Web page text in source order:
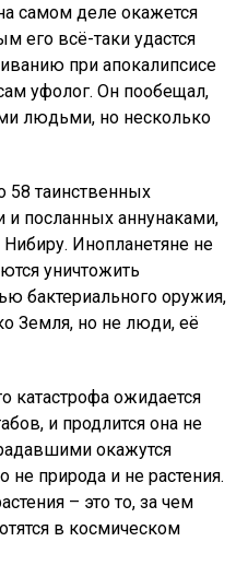
самом деле окажется
его всё-таки удастся
при апокалипсисе
уфолог. Он пообещал,
людьми, но несколько
58 таинственных
и посланных аннунаками,
Инопланетяне не
уничтожить
бактериального оружия,
Земля, но не люди, её
катастрофа ожидается
и продлится она не
окажутся
природа и не растения.
– это то, за чем
в космическом